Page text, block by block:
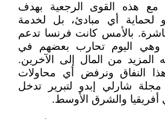
مع هذه القوى الرجعية بهدف
لحماية أي مبادئ، بل لخدمة
بالأمس كانت فرنسا تدعم
وهي اليوم تحارب بعضهم في
المزيد من المال إلى الآخرين.
النفاق ونرفض أي محاولات
شارلي إبدو لتبرير تدخل
أفريقيا والشرق الأوسط.